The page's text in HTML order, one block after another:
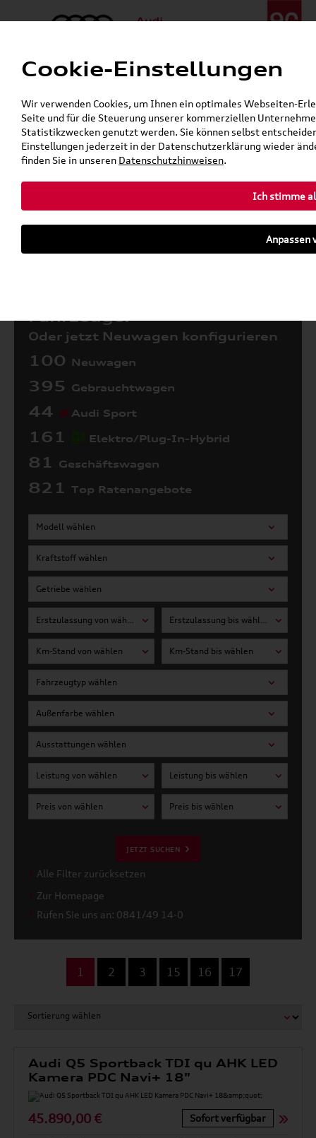
Menü
24h-Pannenhilfe:+49 (0)171 / 870 72 87
Gerade geschlossen
Verkauf:Mo. - Fr. 08:00 - 19:00 Uhr Sa. 09:00 - 13:00 Uhr
Service:Mo. - Fr. 06:00 - 20:00 Uhr Sa. 08:00 - 13:00 Uhr
Zurück zur Startseite
Fahrzeuge:
Oder jetzt Neuwagen konfigurieren
100 Neuwagen
395 Gebrauchtwagen
44 Audi Sport
161 Elektro/Plug-In-Hybrid
81 Geschäftswagen
821 Top Ratenangebote
Modell wählen
Kraftstoff wählen
Getriebe wählen
Erstzulassung von wählen Erstzulassung bis wählen
Km-Stand von wählen Km-Stand bis wählen
Fahrzeugtyp wählen
Außenfarbe wählen
Ausstattungen wählen
Leistung von wählen Leistung bis wählen
Preis von wählen Preis bis wählen
JETZT SUCHEN
Alle Filter zurücksetzen
Zur Homepage
Rufen Sie uns an: 0841/49 14-0
1 2 3 15 16 17
Audi Q5 Sportback TDI qu AHK LED
Kamera PDC Navi+ 18"
45.890,00 € Sofort verfügbar
Cookie-Einstellungen
Wir verwenden Cookies, um Ihnen ein optimales Webseiten-
Seite und für die Steuerung unserer kommerziellen
Statistikzwecken genutzt werden. Sie können selbst
Einstellungen jederzeit in der Datenschutzerklärung wieder
finden Sie in unseren Datenschutzhinweisen.
Ich stimme
Anpassen